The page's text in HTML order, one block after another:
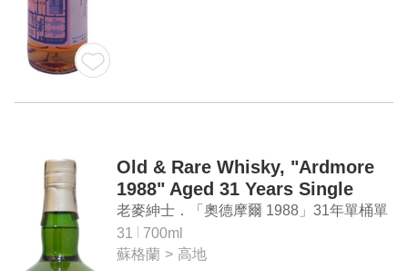
Old & Rare Whisky, "Ardmore
1988" Aged 31 Years Single
Cask Single Malt Scotch
Whisky
老麥紳士．「奧德摩爾 1988」31年單桶單
一麥芽蘇格蘭威士忌
31
700ml
蘇格蘭 > 高地